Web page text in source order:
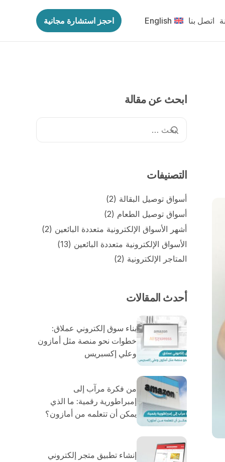
اتصل بنا English احجز استشارة مجانية
ابحث عن مقالة
التصنيفات
أسواق توصيل البقالة (2)
أسواق توصيل الطعام (2)
أشهر الأسواق الإلكترونية متعددة البائعين (2)
الأسواق الإلكترونية متعددة البائعين (13)
المتاجر الإلكترونية (2)
أحدث المقالات
بناء سوق إلكتروني عملاق:
خطوات نحو منصة مثل أمازون
وعلي إكسبريس
من فكرة مرآب إلى
إمبراطورية رقمية: ما الذي
يمكن أن تتعلمه من أمازون؟
إنشاء تطبيق متجر إلكتروني